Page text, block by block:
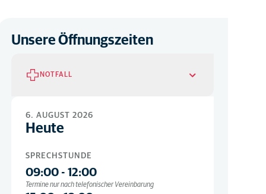
Unsere Öffnungszeiten
NOTFALL
Notfall
MO. BIS FR.
In lebensbedrohlichen Notfällen erreichen sie uns unter 0172
8153888
6. AUGUST 2026
Heute
SPRECHSTUNDE
09:00- 12:00
Termine nur nach telefonischer Vereinbarung